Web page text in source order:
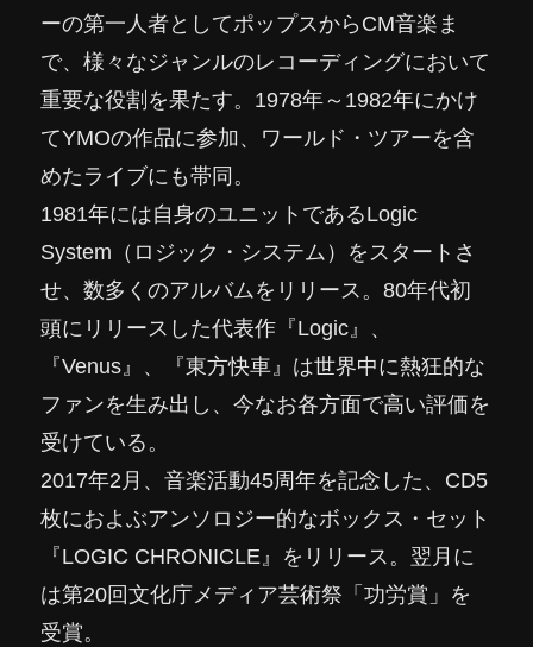
ーの第一人者としてポップスからCM音楽ま
で、様々なジャンルのレコーディングにおいて
重要な役割を果たす。1978年～1982年にかけ
てYMOの作品に参加、ワールド・ツアーを含
めたライブにも帯同。
1981年には自身のユニットであるLogic
System（ロジック・システム）をスタートさ
せ、数多くのアルバムをリリース。80年代初
頭にリリースした代表作『Logic』、
『Venus』、『東方快車』は世界中に熱狂的な
ファンを生み出し、今なお各方面で高い評価を
受けている。
2017年2月、音楽活動45周年を記念した、CD5
枚におよぶアンソロジー的なボックス・セット
『LOGIC CHRONICLE』をリリース。翌月に
は第20回文化庁メディア芸術祭「功労賞」を
受賞。